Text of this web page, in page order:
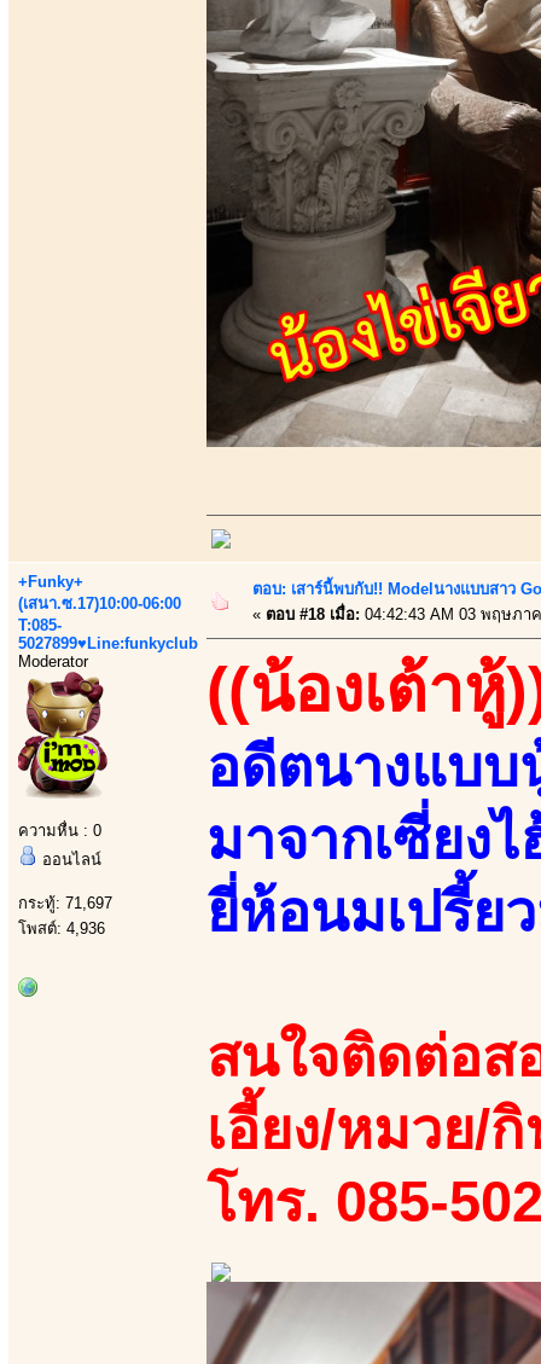
+Funky+
(เสนา.ซ.17)10:00-06:00
T:085-
5027899♥Line:funkyclub
Moderator
ความหื่น : 0
ออนไลน์
กระทู้: 71,697
โพสต์: 4,936
ตอบ: เสาร์นี้พบกับ!! Modelนางแบบสาว
« ตอบ #18 เมื่อ: 04:42:43 AM 03 พฤษภา
((น้องเต้าหู้
อดีตนางแบบ
มาจากเซี่ยง
ยี่ห้อนมเปรี้ย
สนใจติดต่อส
เอี้ยง/หมวย/
โทร. 085-